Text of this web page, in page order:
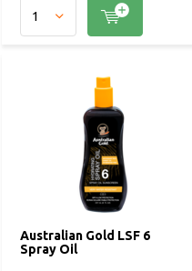
Australian Gold LSF 6
Spray Oil